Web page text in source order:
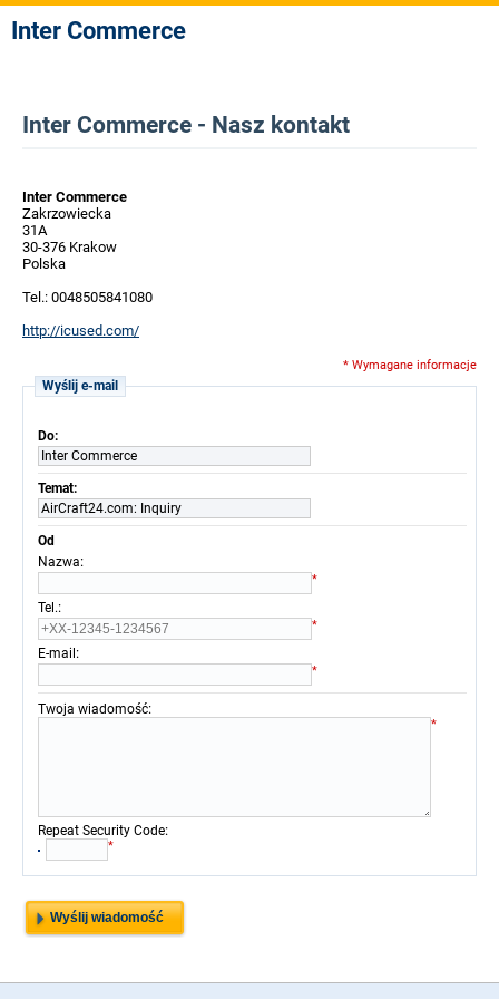
Inter Commerce
Inter Commerce - Nasz kontakt
Inter Commerce
Zakrzowiecka
31A
30-376 Krakow
Polska
Tel.: 0048505841080
http://icused.com/
* Wymagane informacje
Wyślij e-mail
Do:
Inter Commerce
Temat:
AirCraft24.com: Inquiry
Od
Nazwa:
*
Tel.:
*
E-mail :
*
Twoja wiadomość:
*
Repeat Security Code:
*